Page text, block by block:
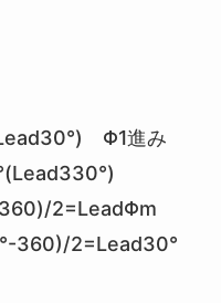
Φ1進み
2=LeadΦm
2=Lead30°